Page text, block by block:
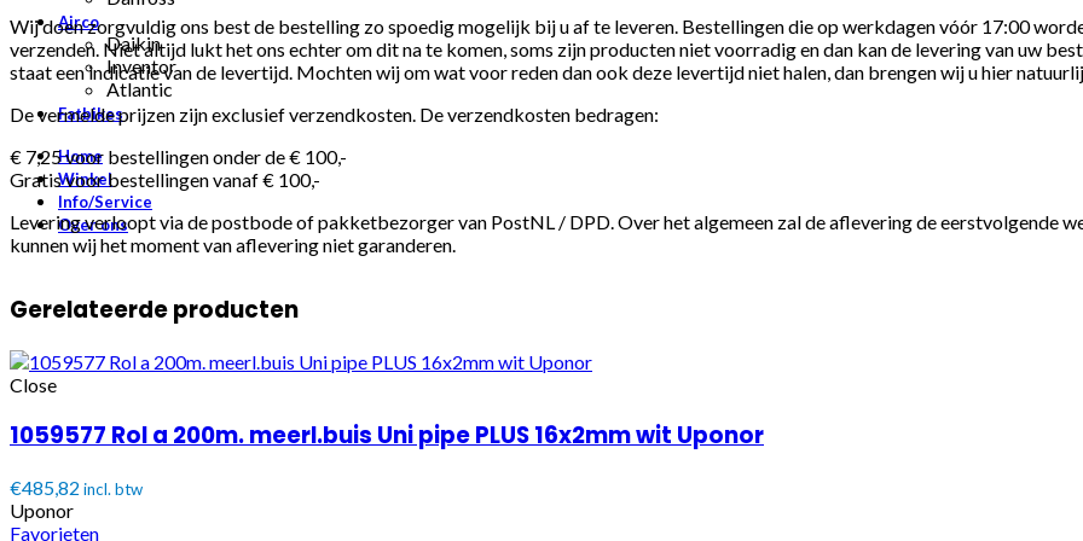
Airco
Daikin
Inventor
Atlantic
Fatbikes
Home
Winkel
Info/Service
Over ons
Wij doen zorgvuldig ons best de bestelling zo spoedig mogelijk bij u af te leveren. Bestellingen die op werkdagen vóór 17:00
verzenden. Niet altijd lukt het ons echter om dit na te komen, soms zijn producten niet voorradig en dan kan de levering van uw
staat een indicatie van de levertijd. Mochten wij om wat voor reden dan ook deze levertijd niet halen, dan brengen wij u hier
De vermelde prijzen zijn exclusief verzendkosten. De verzendkosten bedragen:
€ 7,25 voor bestellingen onder de € 100,-
Gratis voor bestellingen vanaf € 100,-
Levering verloopt via de postbode of pakketbezorger van PostNL / DPD. Over het algemeen zal de aflevering de eerstvolgende
kunnen wij het moment van aflevering niet garanderen.
Gerelateerde producten
Close
1059577 Rol a 200m. meerl.buis Uni pipe PLUS 16x2mm wit Uponor
€485,82 incl. btw
Uponor
Favorieten